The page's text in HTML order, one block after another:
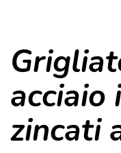
Grigliato: grigliati in
acciaio
zincati